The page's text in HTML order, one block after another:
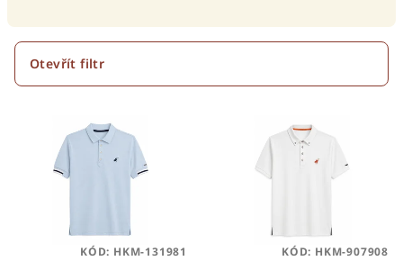
r
Otevřít filtr
KÓD: HKM-131981 KÓD: HKM-907908